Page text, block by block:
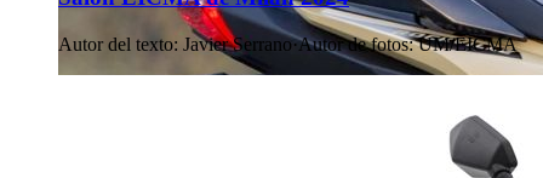
Autor del texto: Javier Serrano·Autor de fotos: UM/EICMA